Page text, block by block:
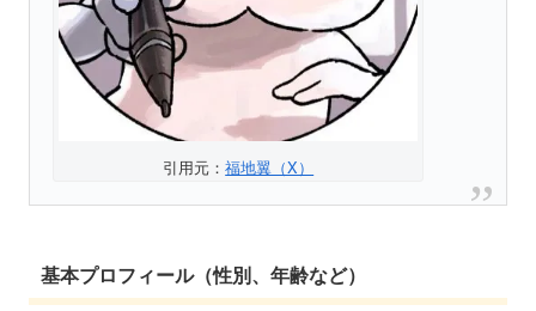
引用元：福地翼（X）
基本プロフィール（性別、年齢など）